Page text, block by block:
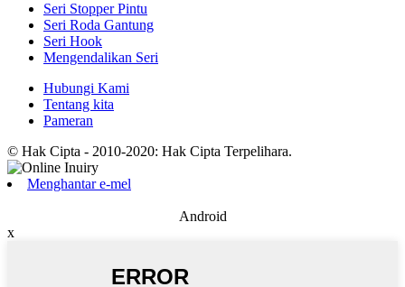
Seri Stopper Pintu
Seri Roda Gantung
Seri Hook
Mengendalikan Seri
Hubungi Kami
Tentang kita
Pameran
© Hak Cipta - 2010-2020: Hak Cipta Terpelihara.
Menghantar e-mel
Android
x